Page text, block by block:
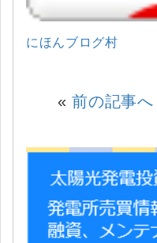
にほんブログ村
«前の記事へ